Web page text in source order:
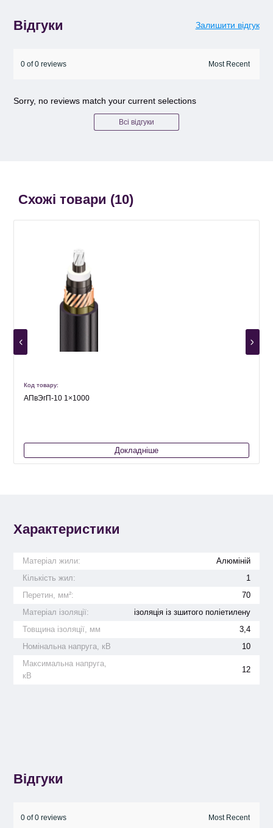
Відгуки Залишити відгук
0 of 0 reviews
Sorry, no reviews match your current selections
Всі відгуки
Схожі товари (10)
Код товару:
АПвЭгП-10 1×1000
Докладніше
Характеристики
Матеріал жили:
Алюміній
Кількість жил:
1
Перетин, мм²:
70
Матеріал ізоляції:
ізоляція із зшитого поліетилену
Товщина ізоляції, мм
3,4
Номінальна напруга, кВ
10
Максимальна напруга,
кВ
12
Відгуки
0 of 0 reviews